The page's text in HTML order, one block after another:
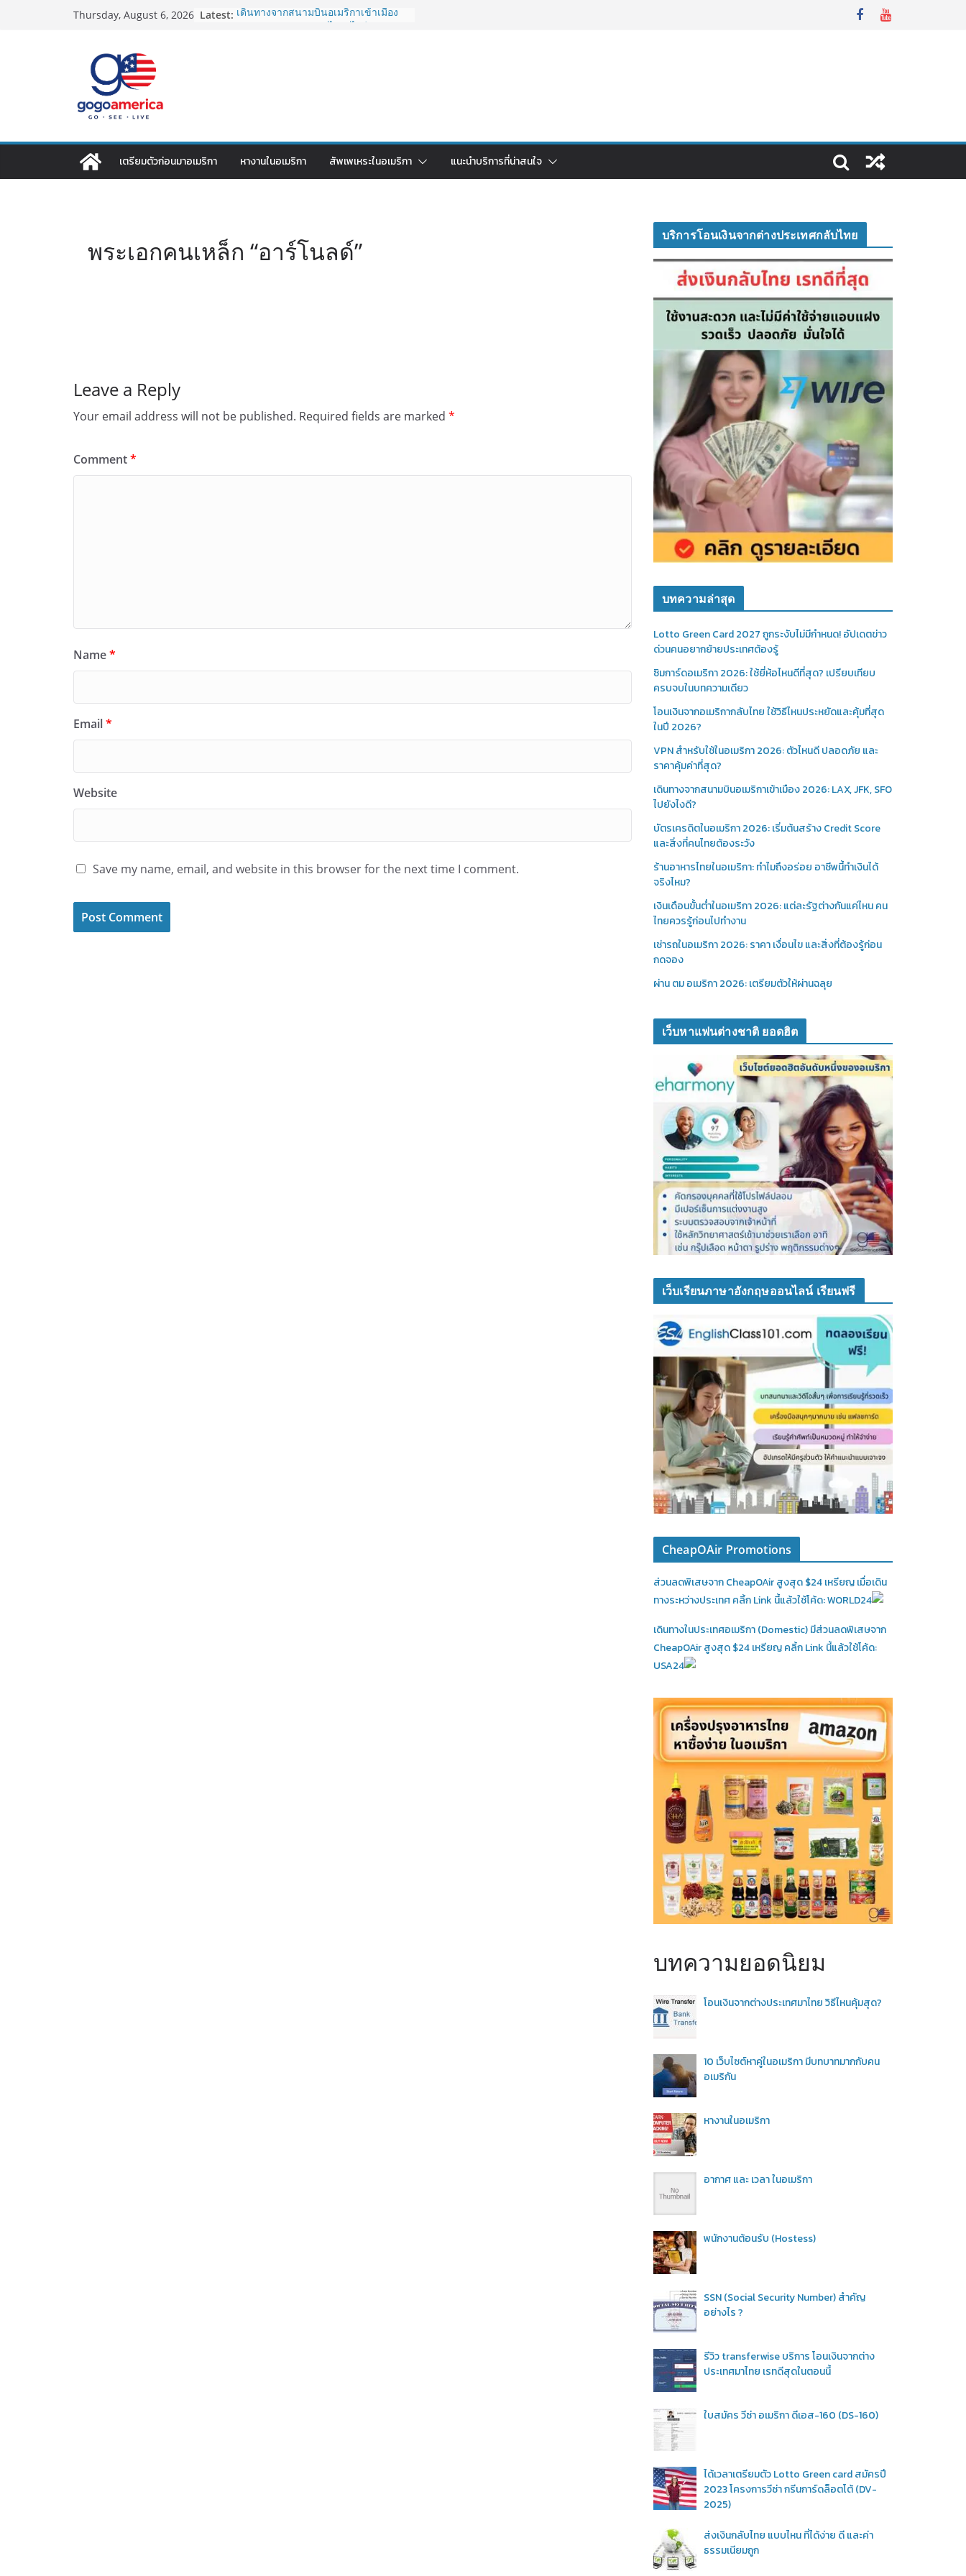
Thursday, August 6, 2026 Latest: เดินทางจากสนามบินอเมริกาเข้าเมือง
ประหยัดและคุ้มที่สุดในปี 2026?
VPN สำหรับใช้ในอเมริกา 2026: ตัว
เตรียมตัวก่อนมาอเมริกา หางานในอเมริกา สัพเพเหระในอเมริกา แนะนำบริการที่น่าสนใจ
พระเอกคนเหล็ก “อาร์โนลด์”
Leave a Reply
Your email address will not be published. Required fields are marked *
Comment*
Name*
Email*
Website
Save my name, email, and website in this browser for the next time I comment.
บริการโอนเงินจากต่างประเทศกลับไทย
บทความล่าสุด
Lotto Green Card 2027 ถูกระงับไม่มีกำหนด! อัปเดตข่าว
ด่วนคนอยากย้ายประเทศต้องรู้
ซิมการ์ดอเมริกา 2026: ใช้ยี่ห้อไหนดีที่สุด? เปรียบเทียบ
ครบจบในบทความเดียว
โอนเงินจากอเมริกากลับไทย ใช้วิธีไหนประหยัดและคุ้มที่สุด
ในปี 2026?
VPN สำหรับใช้ในอเมริกา 2026: ตัวไหนดี ปลอดภัย และ
ราคาคุ้มค่าที่สุด?
เดินทางจากสนามบินอเมริกาเข้าเมือง 2026: LAX, JFK, SFO
ไปยังไงดี?
บัตรเครดิตในอเมริกา 2026: เริ่มต้นสร้าง Credit Score
และสิ่งที่คนไทยต้องระวัง
ร้านอาหารไทยในอเมริกา: ทำไมถึงอร่อย อาชีพนี้ทำเงินได้
จริงไหม?
เงินเดือนขั้นต่ำในอเมริกา 2026: แต่ละรัฐต่างกันแค่ไหน คน
ไทยควรรู้ก่อนไปทำงาน
เช่ารถในอเมริกา 2026: ราคา เงื่อนไข และสิ่งที่ต้องรู้ก่อน
กดจอง
ผ่าน ตม อเมริกา 2026: เตรียมตัวให้ผ่านฉลุย
เว็บหาแฟนต่างชาติ ยอดฮิต
เว็บเรียนภาษาอังกฤษออนไลน์ เรียนฟรี
CheapOAir Promotions
ส่วนลดพิเสษจาก CheapOAir สูงสุด $24 เหรียญ เมื่อเดิน
ทางระหว่างประเทศ คลิ้ก Link นี้แล้วใช้โค้ด: WORLD24
เดินทางในประเทศอเมริกา (Domestic)มีส่วนลดพิเสษจาก
CheapOAir สูงสุด $24 เหรียญ คลิ้ก Link นี้แล้วใช้โค้ด:
USA24
บทความยอดนิยม
โอนเงินจากต่างประเทศมาไทย วิธีไหนคุ้มสุด?
10 เว็บไซต์หาคู่ในอเมริกา มีบทบาทมากกับคน
อเมริกัน
หางานในอเมริกา
อากาศ และ เวลา ในอเมริกา
พนักงานต้อนรับ (Hostess)
SSN (Social Security Number) สำคัญ
อย่างไร ?
รีวิว transferwise บริการ โอนเงินจากต่าง
ประเทศมาไทย เรทดีสุดในตอนนี้
ใบสมัคร วีซ่า อเมริกา ดีเอส-160 (DS-160)
ได้เวลาเตรียมตัว Lotto Green card สมัครปี
2023 โครงการวีซ่า กรีนการ์ดล็อตโต้ (DV-
2025)
ส่งเงินกลับไทย แบบไหน ที่ได้ง่าย ดี และค่า
ธรรมเนียมถูก